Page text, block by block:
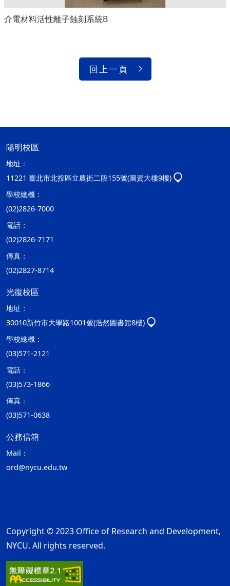
介電材料活性離子蝕刻系統B
回上一頁
陽明校區
地址：
11221 臺北市北投區立農街二段155號(圖資大樓9樓)
學校總機：
(02)2826-7000
電話：
(02)2826-7171
傳真：
(02)2827-8714
光復校區
地址：
30010新竹市大學路1001號(浩然圖書館8樓)
學校總機：
(03)571-2121
電話：
(03)573-1866
傳真：
(03)571-0638
公務信箱
Mail：
ord@nycu.edu.tw
Copyright © 2023 Office of Research and Development,
NYCU. All rights reserved.